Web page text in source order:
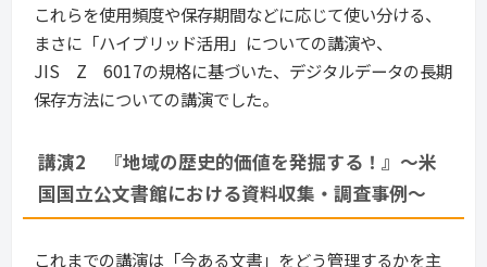
これらを使用頻度や保存期間などに応じて使い分ける、
まさに「ハイブリッド活用」についての講演や、
JIS Z 6017の規格に基づいた、デジタルデータの長期
保存方法についての講演でした。
講演2　『地域の歴史的価値を発掘する！』～米
国国立公文書館における資料収集・調査事例～
これまでの講演は「今ある文書」をどう管理するかを主